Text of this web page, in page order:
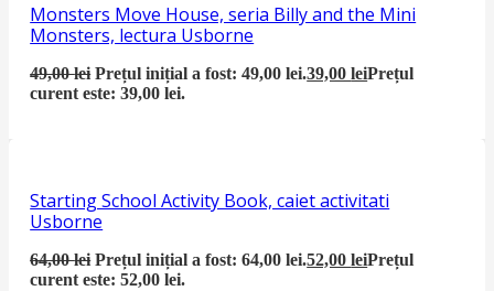
Monsters Move House, seria Billy and the Mini
Monsters, lectura Usborne
49,00lei Prețul inițial a fost: 49,00 lei.39,00leiPrețul
curent este: 39,00 lei.
Starting School Activity Book, caiet activitati
Usborne
64,00lei Prețul inițial a fost: 64,00 lei.52,00leiPrețul
curent este: 52,00 lei.